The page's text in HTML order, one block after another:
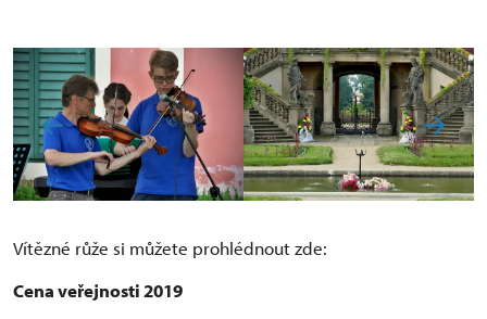
Vítězné růže si můžete prohlédnout zde:
Cena veřejnosti 2019